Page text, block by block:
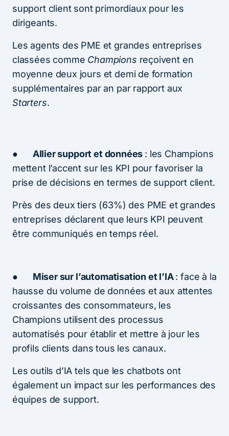
support client sont primordiaux pour les
dirigeants.
Les agents des PME et grandes entreprises
classées comme Champions reçoivent en
moyenne deux jours et demi de formation
supplémentaires par an par rapport aux
Starters.
● Allier support et données : les Champions
mettent l’accent sur les KPI pour favoriser la
prise de décisions en termes de support client.
Près des deux tiers (63%) des PME et grandes
entreprises déclarent que leurs KPI peuvent
être communiqués en temps réel.
● Miser sur l’automatisation et l’IA: face à la
hausse du volume de données et aux attentes
croissantes des consommateurs, les
Champions utilisent des processus
automatisés pour établir et mettre à jour les
profils clients dans tous les canaux.
Les outils d’IA tels que les chatbots ont
également un impact sur les performances des
équipes de support.